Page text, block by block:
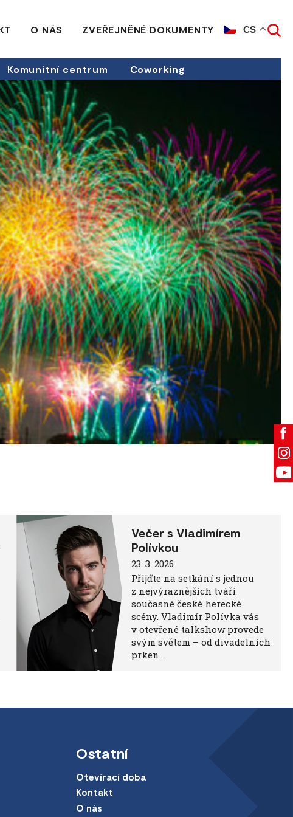
O NÁS ZVEŘEJNĚNÉ DOKUMENTY CS
Komunitní centrum Coworking
Večer s Vladimírem
Polívkou
23. 3. 2026
Přijďte na setkání s jednou
z nejvýraznějších tváří
současné české herecké
scény. Vladimír Polívka vás
v otevřené talkshow provede
svým světem – od divadelních
prken…
Ostatní
Otevírací doba
Kontakt
O nás